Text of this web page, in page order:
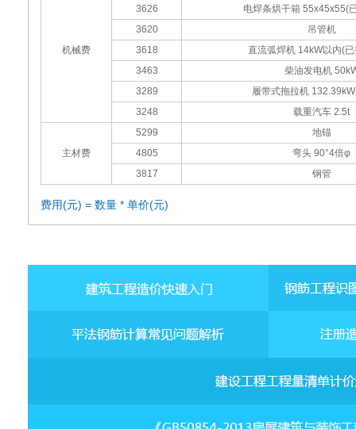
机械费
3626
电焊条烘干箱 55x45x55(
3620
吊管机
3618
直流弧焊机 14kW以内(
3463
柴油发电机
3289
履带式拖拉机
3248
载重汽车 2.5t
主材费
5299
地锚
4805
弯头 90°4倍φ
3817
钢管
费用(元) = 数量 * 单价(元)